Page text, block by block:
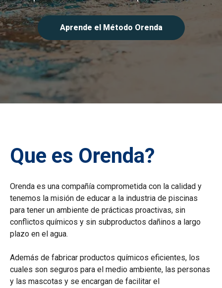
Aprende el Método Orenda
Que es Orenda?
Orenda es una compañía comprometida con la calidad y
tenemos la misión de educar a la industria de piscinas
para tener un ambiente de prácticas proactivas, sin
conflictos químicos y sin subproductos dañinos a largo
plazo en el agua.
Además de fabricar productos químicos eficientes, los
cuales son seguros para el medio ambiente, las personas
y las mascotas y se encargan de facilitar el